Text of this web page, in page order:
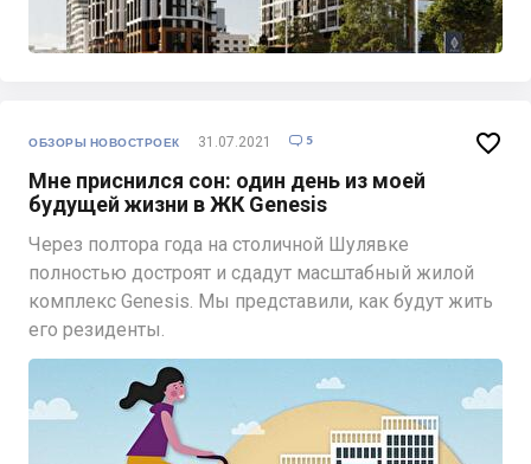
ОБЗОРЫ НОВОСТРОЕК 31.07.2021  5
Мне приснился сон: один день из моей
будущей жизни в ЖК Genesis
Через полтора года на столичной Шулявке
полностью достроят и сдадут масштабный жилой
комплекс Genesis. Мы представили, как будут жить
его резиденты.
